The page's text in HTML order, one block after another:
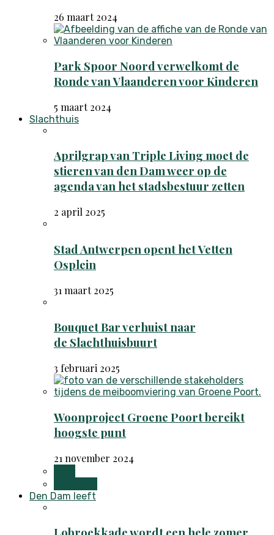
26 maart 2024
Park Spoor Noord verwelkomt de
Ronde van Vlaanderen voor Kinderen
5 maart 2024
Slachthuis
Aprilgrap van Triple Living moet de
stieren van den Dam weer op de
agenda van het stadsbestuur zetten
2 april 2025
Stad Antwerpen opent het Vetten
Osplein
31 maart 2025
Bouquet Bar verhuist naar
de Slachthuisbuurt
3 februari 2025
Woonproject Groene Poort bereikt
hoogste punt
21 november 2024
Den Dam leeft